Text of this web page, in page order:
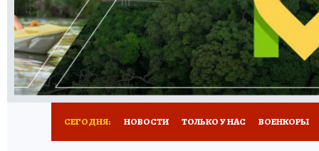
РАДИО КП РЕКЛАМА ОБЪЯВЛЕНИЯ
СЕГОДНЯ: НОВОСТИ ТОЛЬКО У НАС ВОЕНКОРЫ